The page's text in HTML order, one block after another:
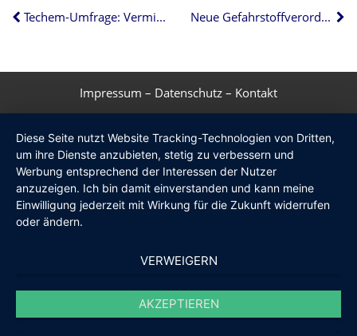
Techem-Umfrage: Vermietende zufrieden mit Smart Metering
Neue Gefahrstoffverordnung: Was gilt für Asbest?
Impressum – Datenschutz – Kontakt
Diese Seite nutzt Website Tracking-Technologien von Dritten,
um ihre Dienste anzubieten, stetig zu verbessern und
Werbung entsprechend der Interessen der Nutzer
anzuzeigen. Ich bin damit einverstanden und kann meine
Einwilligung jederzeit mit Wirkung für die Zukunft widerrufen
oder ändern.
VERWEIGERN
AKZEPTIEREN